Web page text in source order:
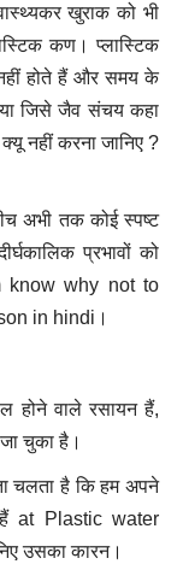
खुराक को भी
कण। प्लास्टिक
होते हैं और समय के
जिसे जैव संचय कहा
नहीं करना जानिए ?
अभी तक कोई स्पष्ट
प्रभावों को
know why not to
in hindi।
होने वाले रसायन हैं,
चुका है।
चलता है कि हम अपने
at Plastic water
उसका कारन।